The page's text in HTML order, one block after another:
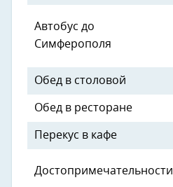
Автобус до
Симферополя
Обед в столовой
Обед в ресторане
Перекус в кафе
Достопримечательности